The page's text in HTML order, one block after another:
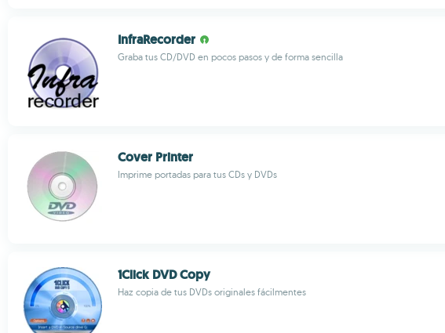
InfraRecorder
Graba tus CD/DVD en pocos pasos y de forma sencilla
Cover Printer
Imprime portadas para tus CDs y DVDs
1Click DVD Copy
Haz copia de tus DVDs originales fácilmentes